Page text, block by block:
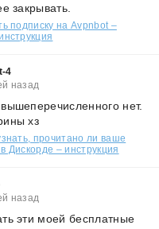
закрывать.
подписку на Avpnbot –
4
назад
нет.
хз
прочитано ли ваше
Дискорде – инструкция
назад
эти моей бесплатные